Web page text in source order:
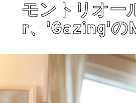
モントリオー
r、'Gazing'の